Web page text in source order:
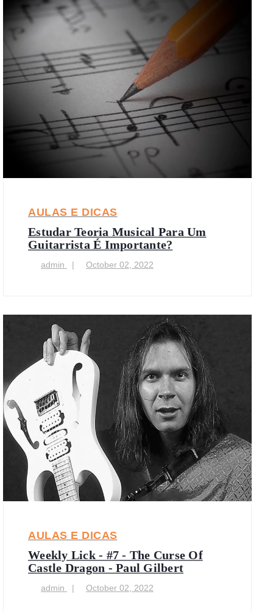
AULAS E DICAS
Estudar Teoria Musical Para Um
Guitarrista É Importante?
admin October 02, 2022
AULAS E DICAS
Weekly Lick - #7 - The Curse Of
Castle Dragon - Paul Gilbert
admin October 02, 2022